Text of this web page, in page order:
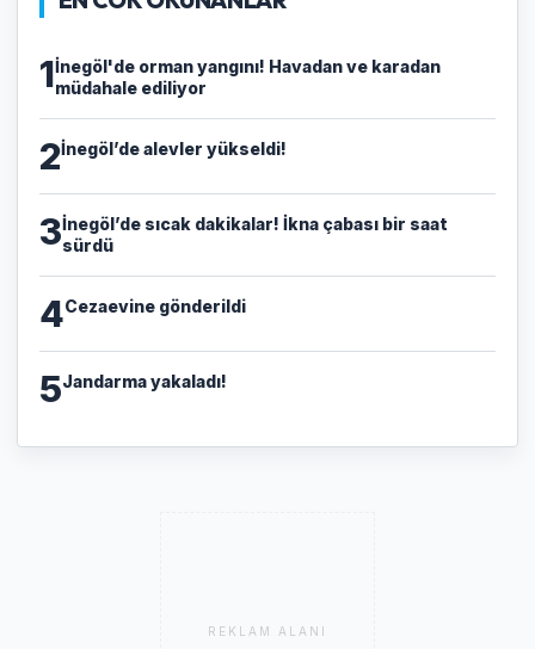
1İnegöl'de orman yangını! Havadan ve karadan
müdahale ediliyor
2İnegöl’de alevler yükseldi!
3İnegöl’de sıcak dakikalar! İkna çabası bir saat
sürdü
4Cezaevine gönderildi
5Jandarma yakaladı!
REKLAM ALANI